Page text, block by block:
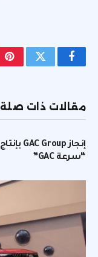
فيسبوكتويتر
مقالات ذات صلة
“سرعة GAC”